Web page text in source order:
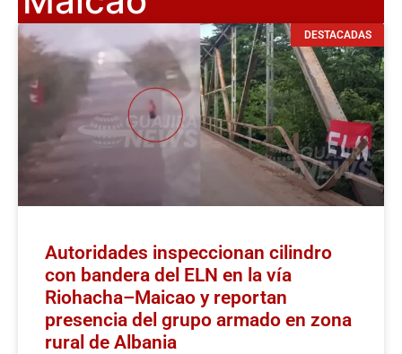
DESTACADAS
Autoridades inspeccionan cilindro
con bandera del ELN en la vía
Riohacha–Maicao y reportan
presencia del grupo armado en zona
rural de Albania